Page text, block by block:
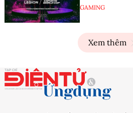
GAMING
Xem thêm